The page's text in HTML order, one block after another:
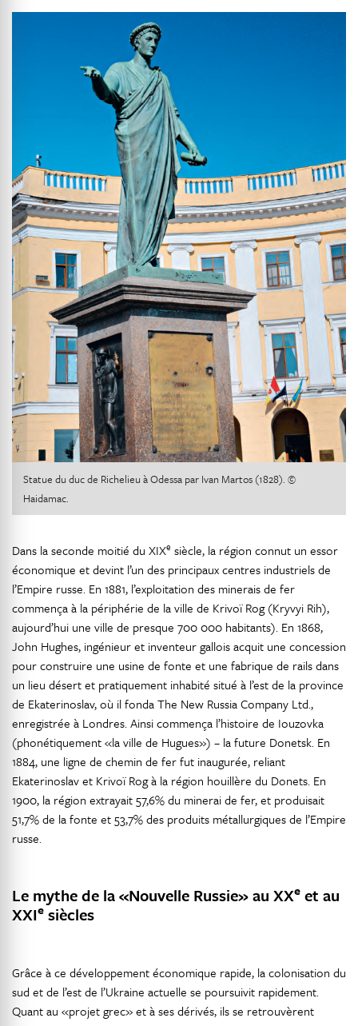
Statue du duc de Richelieu à Odessa par Ivan Martos (1828). ©
Haidamac.
Dans la seconde moitié du XIXe siècle, la région connut un essor
économique et devint l’un des principaux centres industriels de
l’Empire russe. En 1881, l’exploitation des minerais de fer
commença à la périphérie de la ville de Krivoï Rog (Kryvyi Rih),
aujourd’hui une ville de presque 700 000 habitants). En 1868,
John Hughes, ingénieur et inventeur gallois acquit une concession
pour construire une usine de fonte et une fabrique de rails dans
un lieu désert et pratiquement inhabité situé à l’est de la province
de Ekaterinoslav, où il fonda The New Russia Company Ltd.,
enregistrée à Londres. Ainsi commença l’histoire de Iouzovka
(phonétiquement «la ville de Hugues») – la future Donetsk. En
1884, une ligne de chemin de fer fut inaugurée, reliant
Ekaterinoslav et Krivoï Rog à la région houillère du Donets. En
1900, la région extrayait 57,6% du minerai de fer, et produisait
51,7% de la fonte et 53,7% des produits métallurgiques de l’Empire
russe.
Le mythe de la «Nouvelle Russie» au XXe et au
XXIe siècles
Grâce à ce développement économique rapide, la colonisation du
sud et de l’est de l’Ukraine actuelle se poursuivit rapidement.
Quant au «projet grec» et à ses dérivés, ils se retrouvèrent